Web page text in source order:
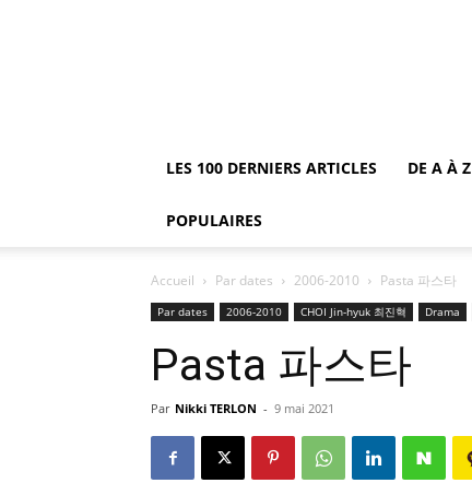
LES 100 DERNIERS ARTICLES DE A À Z
POPULAIRES
Accueil Par dates 2006-2010 Pasta 파스타
Par dates 2006-2010 CHOI Jin-hyuk 최진혁 Drama
Pasta 파스타
Par Nikki TERLON - 9 mai 2021